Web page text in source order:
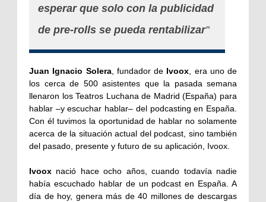
esperar que solo con la publicidad
de pre-rolls se pueda rentabilizar"
Juan Ignacio Solera, fundador de Ivoox, era uno de
los cerca de 500 asistentes que la pasada semana
llenaron los Teatros Luchana de Madrid (España) para
hablar –y escuchar hablar– del podcasting en España.
Con él tuvimos la oportunidad de hablar no solamente
acerca de la situación actual del podcast, sino también
del pasado, presente y futuro de su aplicación, Ivoox.
Ivoox nació hace ocho años, cuando todavía nadie
había escuchado hablar de un podcast en España. A
día de hoy, genera más de 40 millones de descargas